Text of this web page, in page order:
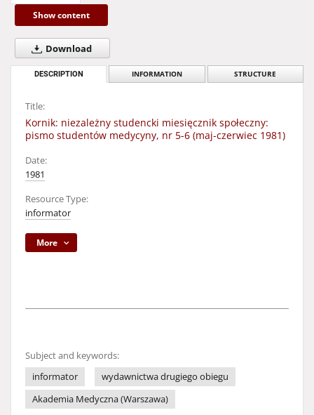
Show content
Download
DESCRIPTION INFORMATION STRUCTURE
Title:
Kornik: niezależny studencki miesięcznik społeczny:
pismo studentów medycyny, nr 5-6 (maj-czerwiec 1981)
Date:
1981
Resource Type:
informator
More
Subject and keywords:
informator
wydawnictwa drugiego obiegu
Akademia Medyczna (Warszawa)